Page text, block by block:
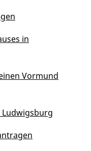
in
Vormund